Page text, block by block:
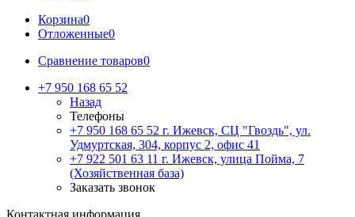
Корзина0
Отложенные0
Сравнение товаров0
+7 950 168 65 52
Назад
Телефоны
+7 950 168 65 52 г. Ижевск, СЦ "Гвоздь", ул.
Удмуртская, 304, корпус 2, офис 41
+7 922 501 63 11 г. Ижевск, улица Пойма, 7
(Хозяйственная база)
Заказать звонок
Контактная информация